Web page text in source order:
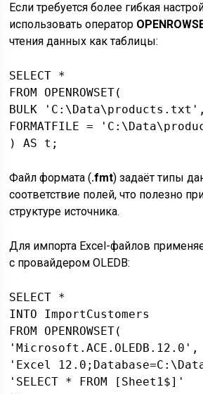
Если требуется более гибкая
использовать оператор
чтения данных как таблицы:
SELECT *
FROM OPENROWSET(
BULK 'C:\Data\products.txt',
FORMATFILE =
Файл формата (.fmt) задаёт типы
соответствие полей, что полезно
структуре источника.
Для импорта Excel-файлов
с провайдером OLEDB:
SELECT *
INTO ImportCustomers
FROM OPENROWSET(
'Microsoft.ACE.OLEDB.12.0',
'Excel
'SELECT * FROM [Sheet1$]'